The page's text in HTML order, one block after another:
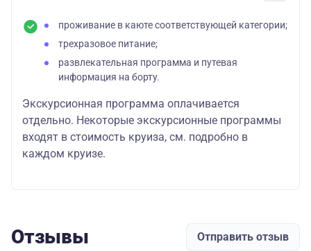
проживание в каюте соответствующей категории;
трехразовое питание;
развлекательная программа и путевая
информация на борту.
Экскурсионная программа оплачивается
отдельно. Некоторые экскурсионные программы
входят в стоимость круиза, см. подробно в
каждом круизе.
Отзывы Отправить отзыв